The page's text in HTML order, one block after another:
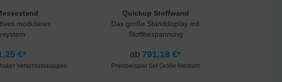
modulares
€*
Verschlusskappen
Quickup Stoffwand
Das große Standdisplay mit
Stoffbespannung
ab 791,18 €*
Preisbeispiel Set Größe Medium